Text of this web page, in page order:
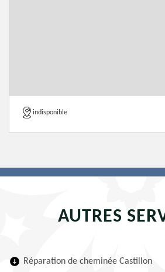
indisponible
AUTRES
Réparation de cheminée Castillon